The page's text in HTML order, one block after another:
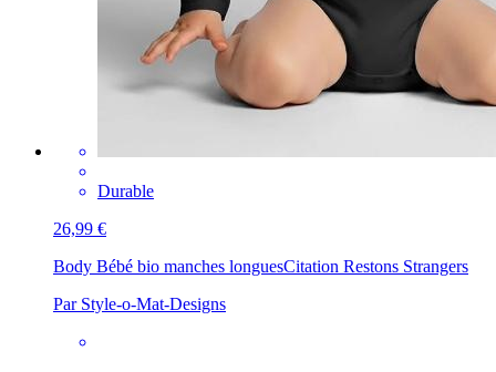
Durable
26,99 €
Body Bébé bio manches longuesCitation Restons Strangers
Par Style-o-Mat-Designs